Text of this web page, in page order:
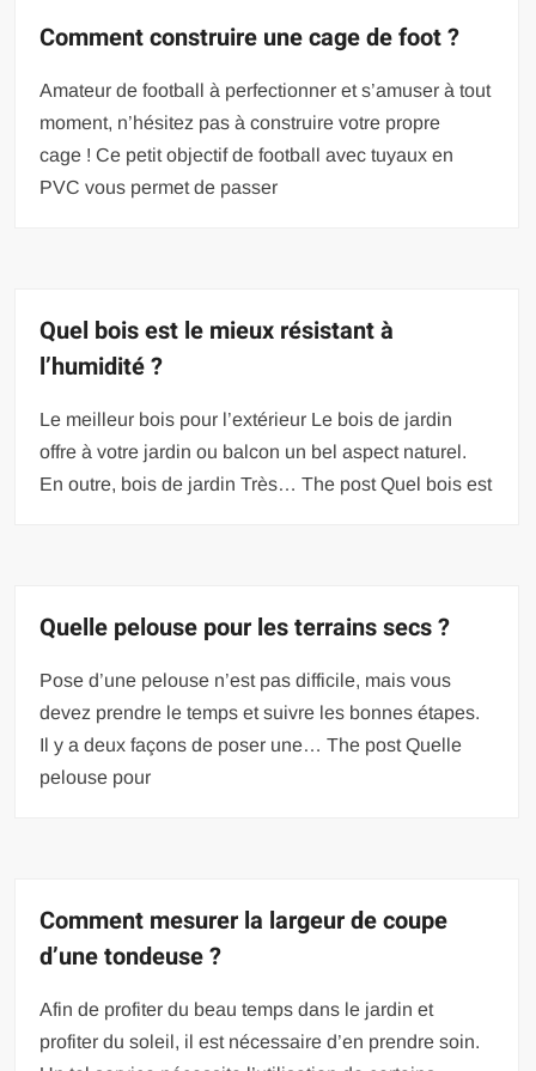
Comment construire une cage de foot ?
Amateur de football à perfectionner et s’amuser à tout
moment, n’hésitez pas à construire votre propre
cage ! Ce petit objectif de football avec tuyaux en
PVC vous permet de passer
Quel bois est le mieux résistant à
l’humidité ?
Le meilleur bois pour l’extérieur Le bois de jardin
offre à votre jardin ou balcon un bel aspect naturel.
En outre, bois de jardin Très… The post Quel bois est
Quelle pelouse pour les terrains secs ?
Pose d’une pelouse n’est pas difficile, mais vous
devez prendre le temps et suivre les bonnes étapes.
Il y a deux façons de poser une… The post Quelle
pelouse pour
Comment mesurer la largeur de coupe
d’une tondeuse ?
Afin de profiter du beau temps dans le jardin et
profiter du soleil, il est nécessaire d’en prendre soin.